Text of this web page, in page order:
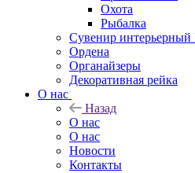
Охота
Рыбалка
Сувенир интерьерный
Ордена
Органайзеры
Декоративная рейка
О нас
Назад
О нас
О нас
Новости
Контакты